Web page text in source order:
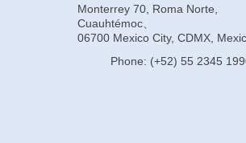
Monterrey 70, Roma Norte,
Cuauhtémoc、
06700 Mexico City, CDMX,
Phone: (+52) 55 2345